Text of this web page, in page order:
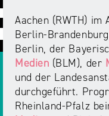
Intermediäre
Europa
in
der
Day
Laut-
und-
Klar-
Festival
#äsch-
Tecks
Juuuport
Förderungen
und
Ausschreibungen
Rechtsgrundlagen
Berichte
Aachen (RWTH) im
Berlin-
Berlin, der
Medien (BLM), der
und der
durchgeführt.
Rheinland-Pfalz